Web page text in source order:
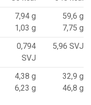
7,94 g
1,03 g
59,6 g
7,75 g
0,794
SVJ
5,96 SVJ
4,38 g
6,23 g
32,9 g
46,8 g